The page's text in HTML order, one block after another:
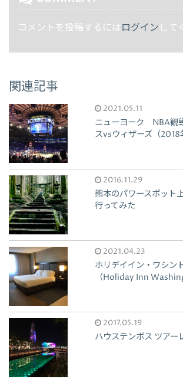
コメントを投稿するにはログイン して
関連記事
2021.05.11
ニューヨーク NBA観
スvsウィザーズ（2018
2016.11.29
熊本のパワースポット
行ってみた
2021.04.23
ホリデイイン・ワシン
（Holiday Inn
2017.05.19
ハウステンボス ツアー